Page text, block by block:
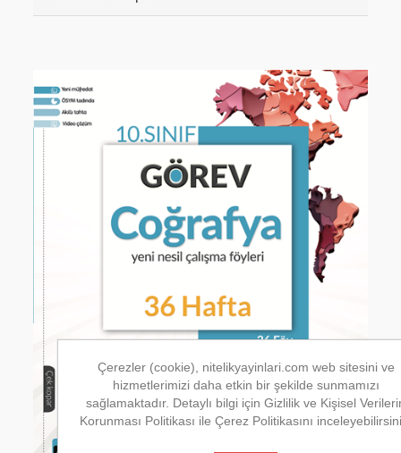
Çerezler (cookie), nitelikyayinlari.com web sitesini ve
hizmetlerimizi daha etkin bir şekilde sunmamızı
sağlamaktadır. Detaylı bilgi için Gizlilik ve Kişisel
Korunması Politikası ile Çerez Politikasını